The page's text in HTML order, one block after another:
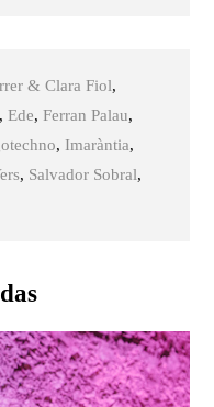
& Clara Fiol,
,Ede,Ferran Palau,
, Imaràntia,
, Salvador Sobral,